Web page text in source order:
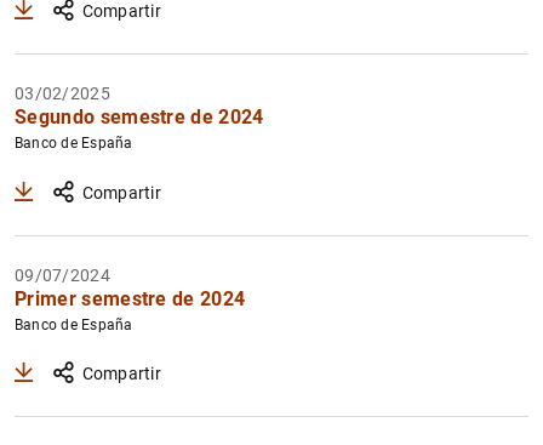
Compartir
03/02/2025
Segundo semestre de 2024
Banco de España
Compartir
09/07/2024
Primer semestre de 2024
Banco de España
Compartir